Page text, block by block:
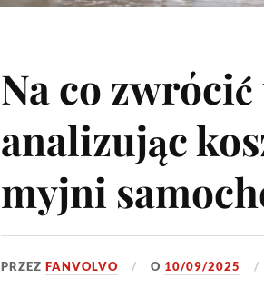
Na co zwrócić
analizując
myjni
PRZEZFANVOLVO O 10/09/2025